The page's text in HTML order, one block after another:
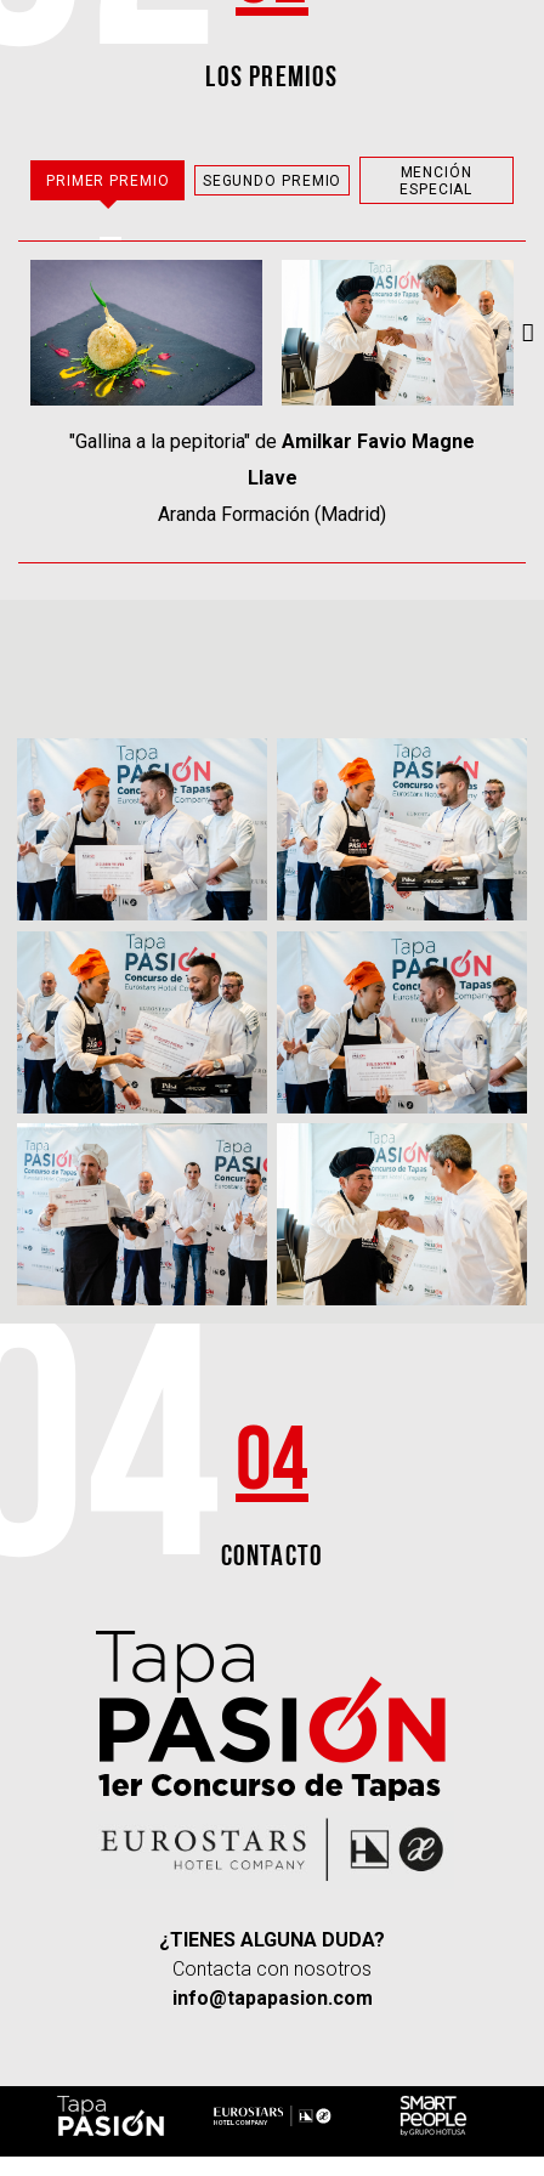
LOS PREMIOS
PRIMER PREMIO SEGUNDO PREMIO
MENCIÓN
ESPECIAL
"Gallina a la pepitoria" de Amilkar Favio Magne
Llave
Aranda Formación (Madrid)
04
CONTACTO
¿TIENES ALGUNA DUDA?
Contacta con nosotros
info@tapapasion.com